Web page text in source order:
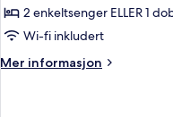
–
standard
or
2 enkeltsenger ELLER 1
Wi-fi inkludert
Mer informasjon
Mer